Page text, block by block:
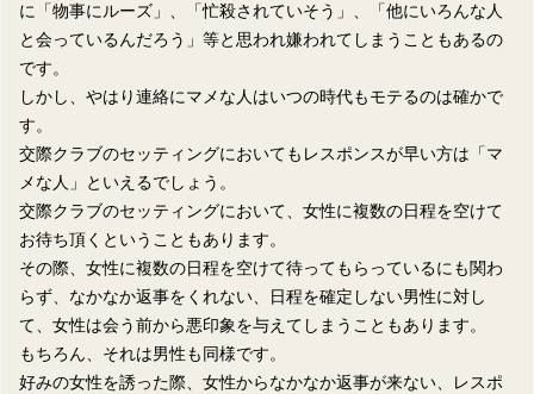
に「物事にルーズ」、「忙殺されていそう」、「他にいろんな人
と会っているんだろう」等と思われ嫌われてしまうこともあるの
です。
しかし、やはり連絡にマメな人はいつの時代もモテるのは確かで
す。
交際クラブのセッティングにおいてもレスポンスが早い方は「マ
メな人」といえるでしょう。
交際クラブのセッティングにおいて、女性に複数の日程を空けて
お待ち頂くということもあります。
その際、女性に複数の日程を空けて待ってもらっているにも関わ
らず、なかなか返事をくれない、日程を確定しない男性に対し
て、女性は会う前から悪印象を与えてしまうこともあります。
もちろん、それは男性も同様です。
好みの女性を誘った際、女性からなかなか返事が来ない、レスポ